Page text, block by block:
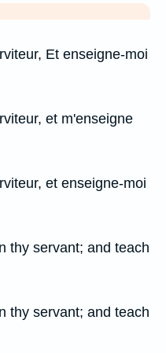
Et enseigne-moi
et m'enseigne
et enseigne-moi
thy servant; and teach
thy servant; and teach